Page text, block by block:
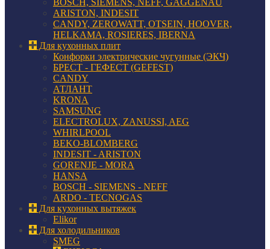
BOSCH, SIEMENS, NEFF, GAGGENAU
ARISTON, INDESIT
CANDY, ZEROWATT, OTSEIN, HOOVER,
HELKAMA, ROSIERES, IBERNA
Для кухонных плит
Конфорки электрические чугунные (ЭКЧ)
БРЕСТ - ГЕФЕСТ (GEFEST)
CANDY
АТЛАНТ
KRONA
SAMSUNG
ELECTROLUX, ZANUSSI, AEG
WHIRLPOOL
BEKO-BLOMBERG
INDESIT - ARISTON
GORENJE - MORA
HANSA
BOSCH - SIEMENS - NEFF
ARDO - TECNOGAS
Для кухонных вытяжек
Elikor
Для холодильников
SMEG